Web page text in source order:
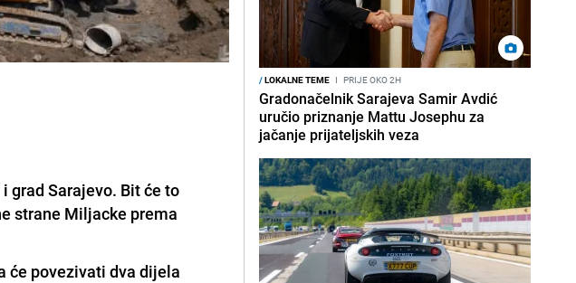
grad Sarajevo. Bit će to
strane Miljacke prema
će povezivati dva dijela
/LOKALNE TEME I PRIJE OKO 2H
Gradonačelnik Sarajeva Samir Avdić
uručio priznanje Mattu Josephu za
jačanje prijateljskih veza